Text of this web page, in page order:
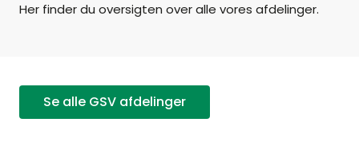
Her finder du oversigten over alle vores afdelinger.
Se alle GSV afdelinger